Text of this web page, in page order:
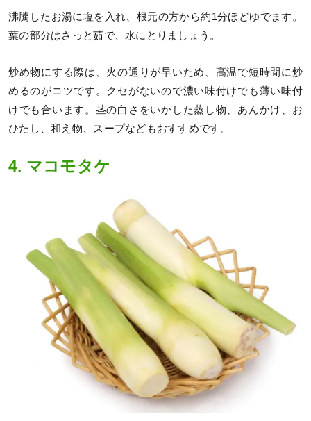
沸騰したお湯に塩を入れ、根元の方から約1分ほどゆでます。
葉の部分はさっと茹で、水にとりましょう。
炒め物にする際は、火の通りが早いため、高温で短時間に炒
めるのがコツです。クセがないので濃い味付けでも薄い味付
けでも合います。茎の白さをいかした蒸し物、あんかけ、お
ひたし、和え物、スープなどもおすすめです。
4. マコモタケ